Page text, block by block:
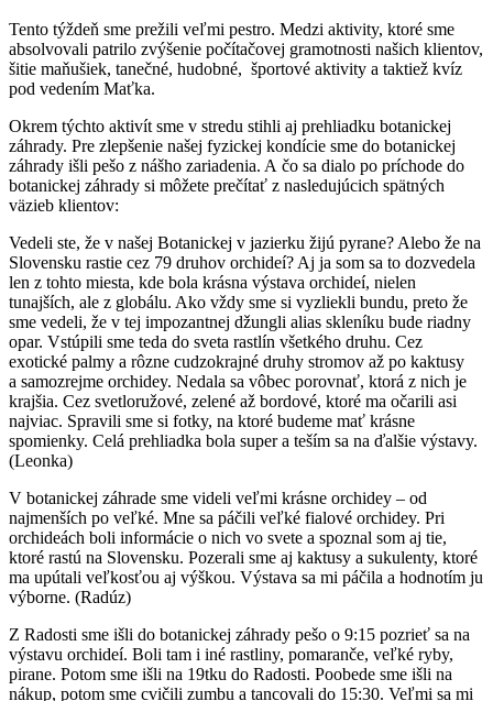
Tento týždeň sme prežili veľmi pestro. Medzi aktivity, ktoré sme
absolvovali patrilo zvýšenie počítačovej gramotnosti našich klientov,
šitie maňušiek, tanečné, hudobné, športové aktivity a taktiež kvíz
pod vedením Maťka.
Okrem týchto aktivít sme v stredu stihli aj prehliadku botanickej
záhrady. Pre zlepšenie našej fyzickej kondície sme do botanickej
záhrady išli pešo z nášho zariadenia. A čo sa dialo po príchode do
botanickej záhrady si môžete prečítať z nasledujúcich spätných
väzieb klientov:
Vedeli ste, že v našej Botanickej v jazierku žijú pyrane? Alebo že na
Slovensku rastie cez 79 druhov orchideí? Aj ja som sa to dozvedela
len z tohto miesta, kde bola krásna výstava orchideí, nielen
tunajších, ale z globálu. Ako vždy sme si vyzliekli bundu, preto že
sme vedeli, že v tej impozantnej džungli alias skleníku bude riadny
opar. Vstúpili sme teda do sveta rastlín všetkého druhu. Cez
exotické palmy a rôzne cudzokrajné druhy stromov až po kaktusy
a samozrejme orchidey. Nedala sa vôbec porovnať, ktorá z nich je
krajšia. Cez svetloružové, zelené až bordové, ktoré ma očarili asi
najviac. Spravili sme si fotky, na ktoré budeme mať krásne
spomienky. Celá prehliadka bola super a teším sa na ďalšie výstavy.
(Leonka)
V botanickej záhrade sme videli veľmi krásne orchidey – od
najmenších po veľké. Mne sa páčili veľké fialové orchidey. Pri
orchideách boli informácie o nich vo svete a spoznal som aj tie,
ktoré rastú na Slovensku. Pozerali sme aj kaktusy a sukulenty, ktoré
ma upútali veľkosťou aj výškou. Výstava sa mi páčila a hodnotím ju
výborne. (Radúz)
Z Radosti sme išli do botanickej záhrady pešo o 9:15 pozrieť sa na
výstavu orchideí. Boli tam i iné rastliny, pomaranče, veľké ryby,
pirane. Potom sme išli na 19tku do Radosti. Poobede sme išli na
nákup, potom sme cvičili zumbu a tancovali do 15:30. Veľmi sa mi